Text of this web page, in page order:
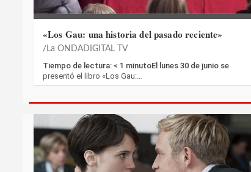
«Los Gau: una historia del pasado reciente»
La ONDADIGITAL TV
Tiempo de lectura: < 1 minutoEl lunes 30 de junio se
presentó el libro «Los Gau:…